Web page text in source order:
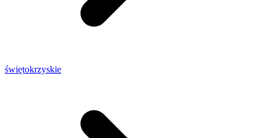
świętokrzyskie